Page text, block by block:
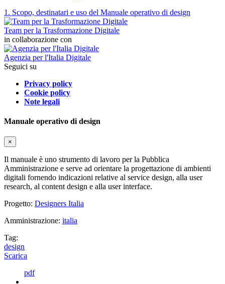
1. Scopo, destinatari e uso del Manuale operativo di design
Team per la Trasformazione Digitale
in collaborazione con
Agenzia per l'Italia Digitale
Seguici su
Privacy policy
Cookie policy
Note legali
Manuale operativo di design
×
Il manuale è uno strumento di lavoro per la Pubblica
Amministrazione e serve ad orientare la progettazione di ambienti
digitali fornendo indicazioni relative al service design, alla user
research, al content design e alla user interface.
Progetto: Designers Italia
Amministrazione: italia
Tag:
design
Scarica
pdf